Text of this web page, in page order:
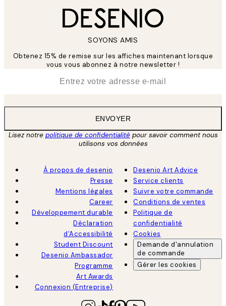
SOYONS AMIS
Obtenez 15% de remise sur les affiches maintenant lorsque
vous vous abonnez à notre newsletter !
ENVOYER
Lisez notre politique de confidentialitépour savoir comment nous
utilisons vos données
À propos de desenio
Presse
Mentions légales
Career
Développement durable
Déclaration
d'Accessibilité
Student Discount
Desenio Ambassador
Programme
Art Awards
Connexion (Entreprise)
Desenio Art Advice
Service clients
Suivre votre commande
Conditions de ventes
Politique de
confidentialité
Cookies
Demande d'annulation
de commande
Gérer les cookies